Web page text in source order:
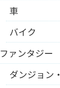
車
バイク
ファンタジー
ダンジョン